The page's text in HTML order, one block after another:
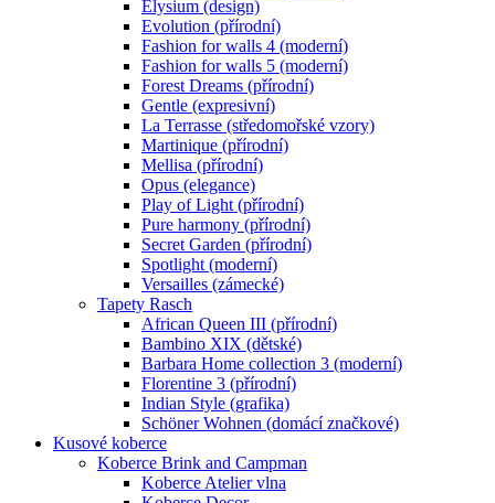
Elysium (design)
Evolution (přírodní)
Fashion for walls 4 (moderní)
Fashion for walls 5 (moderní)
Forest Dreams (přírodní)
Gentle (expresivní)
La Terrasse (středomořské vzory)
Martinique (přírodní)
Mellisa (přírodní)
Opus (elegance)
Play of Light (přírodní)
Pure harmony (přírodní)
Secret Garden (přírodní)
Spotlight (moderní)
Versailles (zámecké)
Tapety Rasch
African Queen III (přírodní)
Bambino XIX (dětské)
Barbara Home collection 3 (moderní)
Florentine 3 (přírodní)
Indian Style (grafika)
Schöner Wohnen (domácí značkové)
Kusové koberce
Koberce Brink and Campman
Koberce Atelier vlna